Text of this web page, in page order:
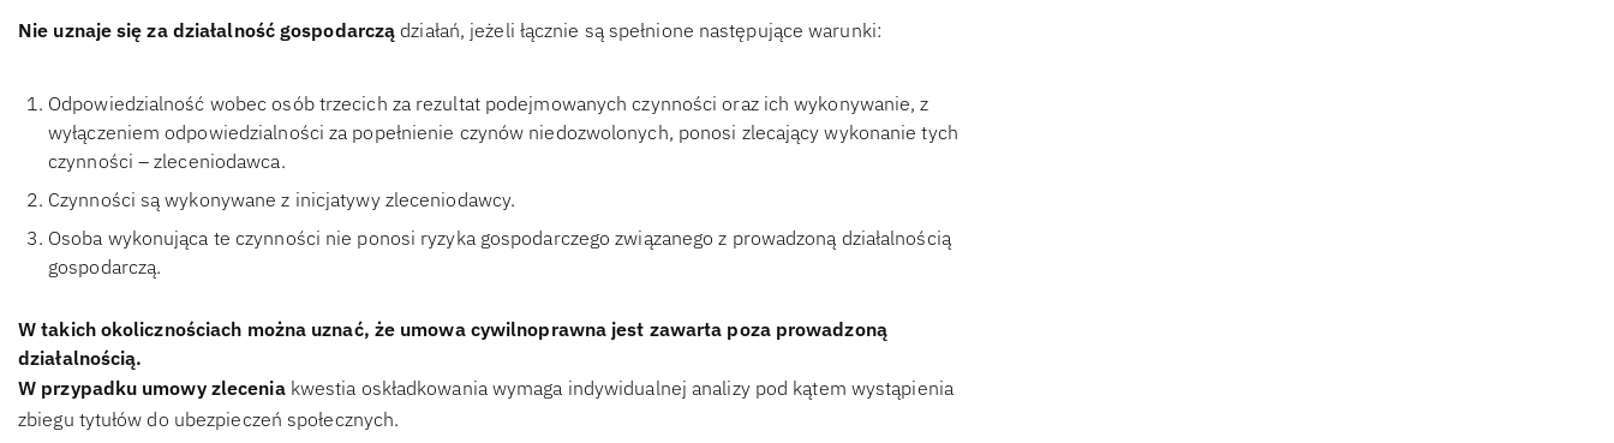
Nie uznaje się za działalność gospodarcządziałań, jeżeli łącznie są spełnione następujące warunki:
Odpowiedzialność wobec osób trzecich za rezultat podejmowanych czynności oraz ich wykonywanie, z
wyłączeniem odpowiedzialności za popełnienie czynów niedozwolonych, ponosi zlecający wykonanie tych
czynności – zleceniodawca.
Czynności są wykonywane z inicjatywy zleceniodawcy.
Osoba wykonująca te czynności nie ponosi ryzyka gospodarczego związanego z prowadzoną działalnością
gospodarczą.
W takich okolicznościach można uznać, że umowa cywilnoprawna jest zawarta poza prowadzoną
działalnością.
W przypadku umowy zleceniakwestia oskładkowania wymaga indywidualnej analizy pod kątem wystąpienia
zbiegu tytułów do ubezpieczeń społecznych.